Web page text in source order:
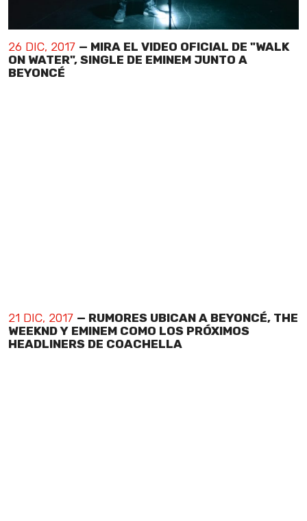
26 DIC, 2017 — MIRA EL VIDEO OFICIAL DE "WALK
ON WATER", SINGLE DE EMINEM JUNTO A
BEYONCÉ
21 DIC, 2017 — RUMORES UBICAN A BEYONCÉ, THE
WEEKND Y EMINEM COMO LOS PRÓXIMOS
HEADLINERS DE COACHELLA